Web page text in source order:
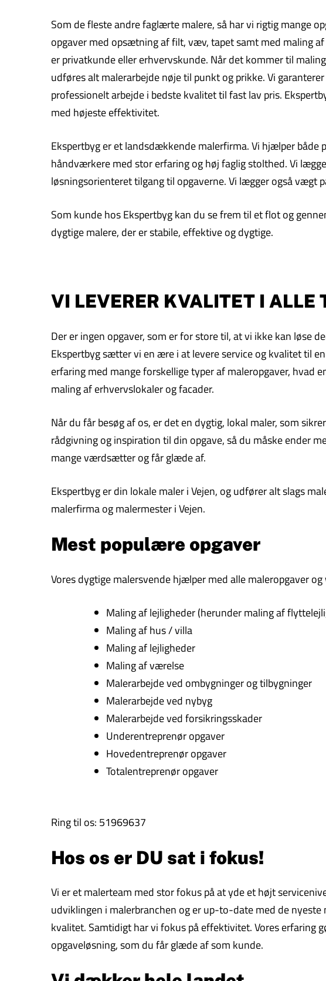
Som de fleste andre faglærte malere, så har vi rigtig mange
opgaver med opsætning af filt, væv, tapet samt med maling
er privatkunde eller erhvervskunde. Når det kommer til
udføres alt malerarbejde nøje til punkt og prikke. Vi
professionelt arbejde i bedste kvalitet til fast lav pris.
med højeste effektivitet.
Ekspertbyg er et landsdækkende malerfirma. Vi hjælper
håndværkere med stor erfaring og høj faglig stolthed. Vi
løsningsorienteret tilgang til opgaverne. Vi lægger også
Som kunde hos Ekspertbyg kan du se frem til et flot og
dygtige malere, der er stabile, effektive og dygtige.
VI LEVERER KVALITET I ALLE
Der er ingen opgaver, som er for store til, at vi ikke kan løse
Ekspertbyg sætter vi en ære i at levere service og kvalitet til
erfaring med mange forskellige typer af maleropgaver, hvad
maling af erhvervslokaler og facader.
Når du får besøg af os, er det en dygtig, lokal maler, som
rådgivning og inspiration til din opgave, så du måske ender
mange værdsætter og får glæde af.
Ekspertbyg er din lokale maler i Vejen, og udfører alt slags
malerfirma og malermester i Vejen.
Mest populære opgaver
Vores dygtige malersvende hjælper med alle maleropgaver
Maling af lejligheder (herunder maling af
Maling af hus / villa
Maling af lejligheder
Maling af værelse
Malerarbejde ved ombygninger og tilbygninger
Malerarbejde ved nybyg
Malerarbejde ved forsikringsskader
Underentreprenør opgaver
Hovedentreprenør opgaver
Totalentreprenør opgaver
Ring til os: 51969637
Hos os er DU sat i fokus!
Vi er et malerteam med stor fokus på at yde et højt
udviklingen i malerbranchen og er up-to-date med de
kvalitet. Samtidigt har vi fokus på effektivitet. Vores erfaring
opgaveløsning, som du får glæde af som kunde.